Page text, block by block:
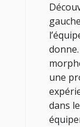
une
dans